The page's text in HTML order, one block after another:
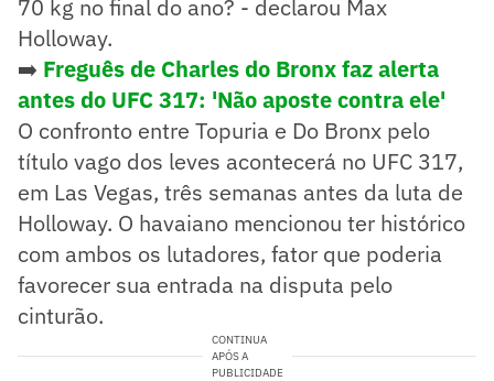
70 kg no final do ano? - declarou Max
Holloway.
➡️ Freguês de Charles do Bronx faz alerta
antes do UFC 317: 'Não aposte contra ele'
O confronto entre Topuria e Do Bronx pelo
título vago dos leves acontecerá no UFC 317,
em Las Vegas, três semanas antes da luta de
Holloway. O havaiano mencionou ter histórico
com ambos os lutadores, fator que poderia
favorecer sua entrada na disputa pelo
cinturão.
CONTINUA
APÓS A
PUBLICIDADE